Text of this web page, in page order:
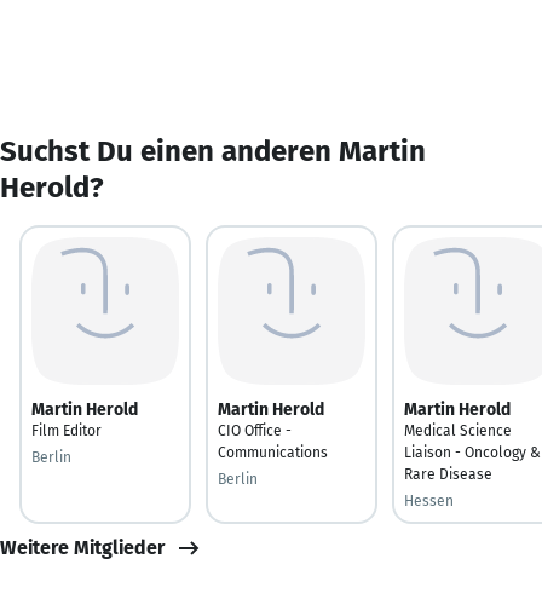
Suchst Du einen anderen Martin
Herold?
Martin Herold
Film Editor
Berlin
Martin Herold
CIO Office -
Communications
Berlin
Martin Herold
Medical Science
Liaison - Oncology &
Rare Disease
Hessen
Weitere Mitglieder